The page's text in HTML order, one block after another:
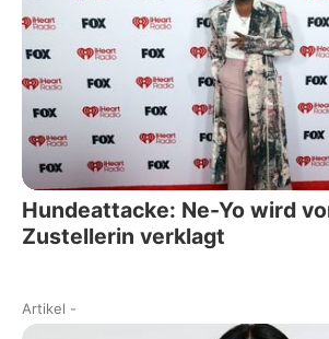
Hundeattacke: Ne-Yo wird
Zustellerin verklagt
Artikel -